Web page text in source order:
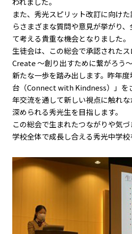
また、秀光スピリット改訂に向け
らさまざまな質問や意見が挙がり
て考える貴重な機会となりました。
生徒会は、この総会で承認された
Create ～創り出すために繋がろう
新たな一歩を踏み出します。昨年
台（Connect with Kindness）」を
年交流を通して新しい視点に触れ
深められる秀光生を目指します。
この総会で生まれたつながりや気づ
学校全体で成長し合える秀光中学校